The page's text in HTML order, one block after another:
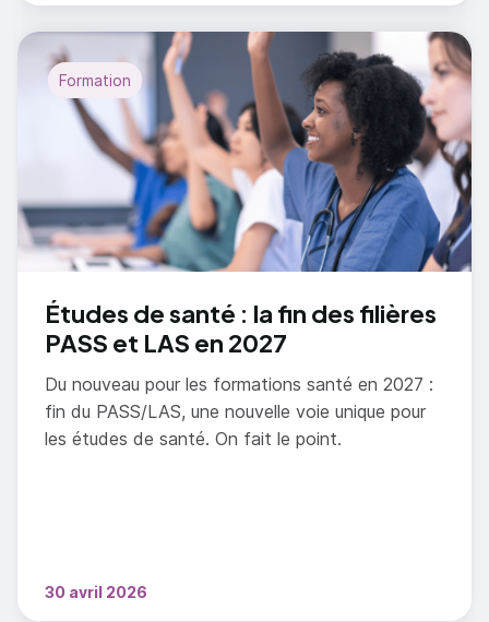
Études de santé : la fin des filières
PASS et LAS en 2027
Du nouveau pour les formations santé en 2027 :
fin du PASS/LAS, une nouvelle voie unique pour
les études de santé. On fait le point.
30 avril 2026
Formation